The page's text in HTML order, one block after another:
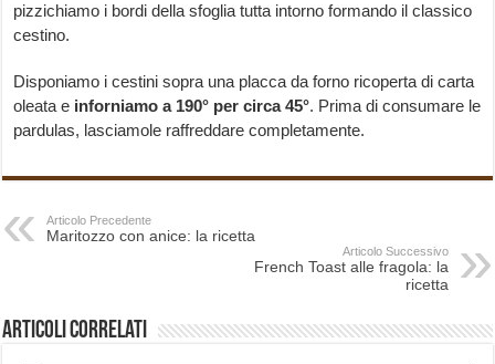
pizzichiamo i bordi della sfoglia tutta intorno formando il classico
cestino.
Disponiamo i cestini sopra una placca da forno ricoperta di carta
oleata e inforniamo a 190° per circa 45°. Prima di consumare le
pardulas, lasciamole raffreddare completamente.
Articolo Precedente
Maritozzo con anice: la ricetta
Articolo Successivo
French Toast alle fragola: la
ricetta
Articoli correlati